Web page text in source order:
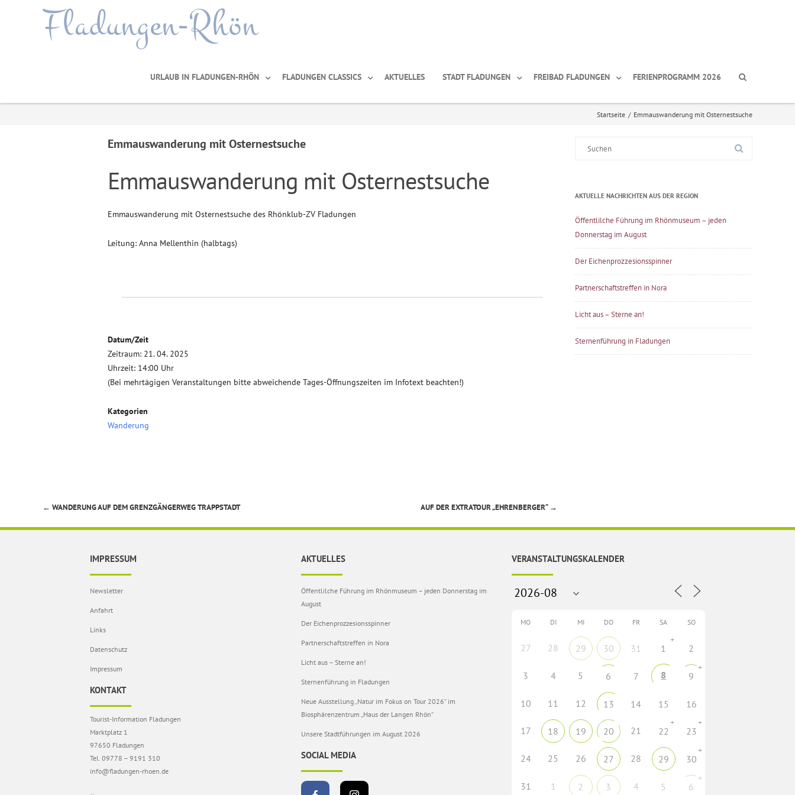
Fladungen-Rhön
URLAUB IN FLADUNGEN-RHÖN FLADUNGEN CLASSICS AKTUELLES STADT FLADUNGEN FREIBAD FLADUNGEN FERIENPROGRAMM 2026
Startseite / Emmauswanderung mit Osternestsuche
Emmauswanderung mit Osternestsuche
Emmauswanderung mit Osternestsuche
Emmauswanderung mit Osternestsuche des Rhönklub-ZV Fladungen
Leitung: Anna Mellenthin (halbtags)
Datum/Zeit
Zeitraum: 21. 04. 2025
Uhrzeit: 14:00 Uhr
(Bei mehrtägigen Veranstaltungen bitte abweichende Tages-Öffnungszeiten im Infotext beachten!)
Kategorien
Wanderung
Beitragsnavigation
← WANDERUNG AUF DEM GRENZGÄNGERWEG TRAPPSTADT AUF DER EXTRATOUR „EHRENBERGER“ →
AKTUELLE NACHRICHTEN AUS DER REGION
Öffentlilche Führung im Rhönmuseum – jeden
Donnerstag im August
Der Eichenprozzesionsspinner
Partnerschaftstreffen in Nora
Licht aus – Sterne an!
Sternenführung in Fladungen
IMPRESSUM
Newsletter
Anfahrt
Links
Datenschutz
Impressum
KONTAKT
Tourist-Information Fladungen
Marktplatz 1
97650 Fladungen
Tel. 09778 – 9191 310
info@fladungen-rhoen.de
AKTUELLES
Öffentlilche Führung im Rhönmuseum – jeden Donnerstag im
August
Der Eichenprozzesionsspinner
Partnerschaftstreffen in Nora
Licht aus – Sterne an!
Sternenführung in Fladungen
Neue Ausstellung „Natur im Fokus on Tour 2026“ im
Biosphärenzentrum „Haus der Langen Rhön“
Unsere Stadtführungen im August 2026
SOCIAL MEDIA
VERANSTALTUNGSKALENDER
MO DI MI DO FR SA SO
27 28 29 30 31 1
+
2
3 4 5 6 7 8 9
+
10 11 12 13 14 15 16
17 18 19 20 21 22
+
23
+
24 25 26 27 28 29 30
+
31 1 2 3 4 5 6
+